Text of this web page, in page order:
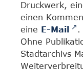
Druckwerk,
einen
eine E-Mail
.
Ohne
Stadtarchivs